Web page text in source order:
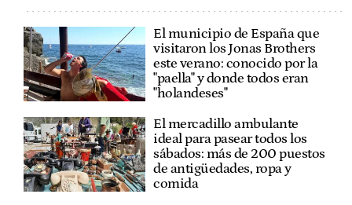
El municipio de España que
visitaron los Jonas Brothers
este verano: conocido por la
"paella" y donde todos eran
"holandeses"
El mercadillo ambulante
ideal para pasear todos los
sábados: más de 200 puestos
de antigüedades, ropa y
comida